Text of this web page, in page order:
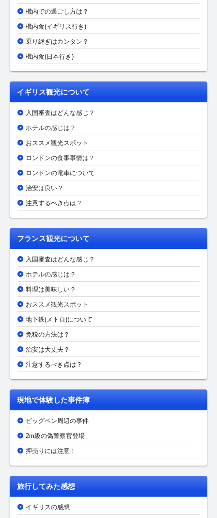
機内での過ごし方は？
機内食(イギリス行き)
乗り継ぎはカンタン？
機内食(日本行き)
イギリス観光について
入国審査はどんな感じ？
ホテルの感じは？
おススメ観光スポット
ロンドンの食事事情は？
ロンドンの電車について
治安は良い？
注意するべき点は？
フランス観光について
入国審査はどんな感じ？
ホテルの感じは？
料理は美味しい？
おススメ観光スポット
地下鉄(メトロ)について
免税の方法は？
治安は大丈夫？
注意するべき点は？
現地で体験した事件簿
ビッグベン周辺の事件
2m級の偽警察官登場
押売りには注意！
旅行してみた感想
イギリスの感想